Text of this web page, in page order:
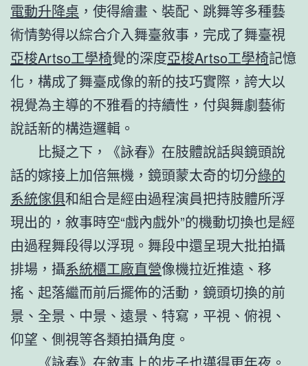
電動升降桌 ，使得繪畫、裝配、跳舞等多種藝
術情勢得以綜合介入舞臺敘事，完成了舞臺視
亞梭Artso工學椅覺的深度亞梭Artso工學椅記憶
化，構成了舞臺成像的新的技巧實際，誇大以
視覺為主導的不雅看的持續性，付與舞劇藝術
說話新的構造邏輯。
比擬之下，《詠春》在肢體說話與鏡頭說
話的嫁接上加倍無機，鏡頭蒙太奇的切分綠的
系統傢俱和組合是經由過程演員把持肢體所浮
現出的，敘事時空“戲內戲外”的機動切換也是經
由過程舞段得以浮現。舞段中還呈現大批拍攝
排場，攝系統櫃工廠直營像機拉近推遠、移
搖、起落繼而前后擺佈的活動，鏡頭切換的前
景、全景、中景、遠景、特寫，平視、俯視、
仰望、側視等各類拍攝角度。
《詠春》在敘事上的步子也邁得更年夜。